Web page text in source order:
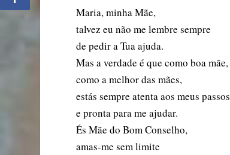
Maria, minha Mãe,
talvez eu não me lembre sempre
de pedir a Tua ajuda.
Mas a verdade é que como boa mãe,
como a melhor das mães,
estás sempre atenta aos meus passos
e pronta para me ajudar.
És Mãe do Bom Conselho,
amas-me sem limite